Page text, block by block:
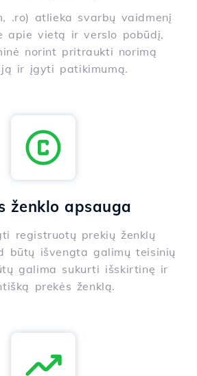
.ro) atlieka svarbų vaidmenį
apie vietą ir verslo pobūdį,
norint pritraukti norimą
ir įgyti patikimumą.
ženklo apsauga
registruotų prekių ženklų
būtų išvengta galimų teisinių
galima sukurti išskirtinę ir
prekės ženklą.